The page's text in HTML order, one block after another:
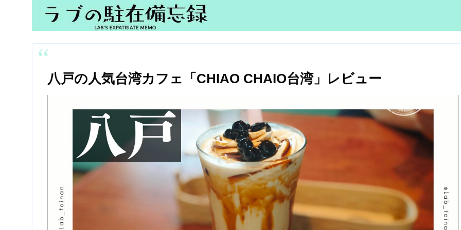
八戸の人気台湾カフェ「CHIAO CHAIO台湾」レビュー